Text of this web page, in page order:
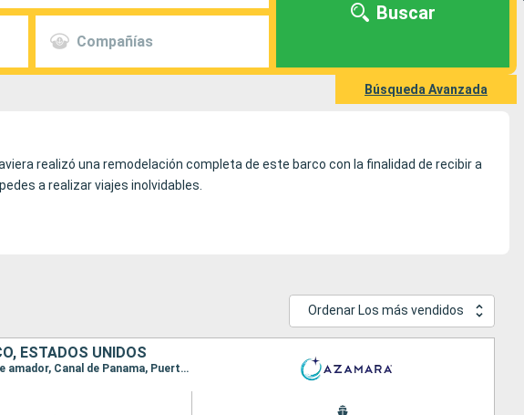
Compañías
Buscar
Búsqueda Avanzada
realizó una remodelación completa de este barco con la finalidad de recibir a
a realizar viajes inolvidables.
Ordenar Los más vendidos
ESTADOS UNIDOS
Itinerario : San antonio Chile, Coquimbo, Iquique, Arica, Pisco, Callao, Fuerte amador, Canal de Panama, Puerto Limon, San Andrés Island, Cozumel, Miami